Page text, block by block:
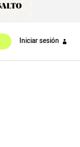
Iniciar sesión